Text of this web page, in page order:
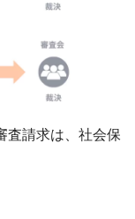
査請求は、社会保